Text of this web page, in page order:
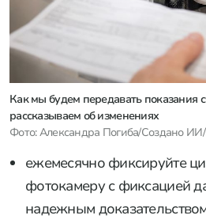
Как мы будем передавать показания
рассказываем об изменениях
Фото: Александра Погиба/Создано
ежемесячно фиксируйте
фотокамеру с фиксацией
надежным